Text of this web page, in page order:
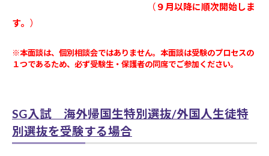
OZEKI@SAKADO
（ ９月以降に順次開始しま
す。 ）
※本面談は、個別相談会ではありません。本面談は受験のプロセスの
１つであるため、必ず受験生・保護者の同席でご参加ください。
SG入試 海外帰国生特別選抜/外国人生徒特
別選抜を受験する場合